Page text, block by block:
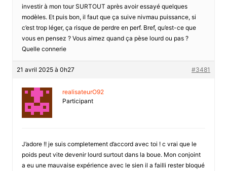
investir à mon tour SURTOUT après avoir essayé quelques
modèles. Et puis bon, il faut que ça suive nivmau puissance, si
c’est trop léger, ça risque de perdre en perf. Bref, qu’est-ce que
vous en pensez ? Vous aimez quand ça pèse lourd ou pas ?
Quelle connerie
21 avril 2025 à 0h27 #3481
realisateurO92
Participant
J’adore !! je suis completement d’accord avec toi ! c vrai que le
poids peut vite devenir lourd surtout dans la boue. Mon conjoint
a eu une mauvaise expérience avec le sien il a failli rester bloqué